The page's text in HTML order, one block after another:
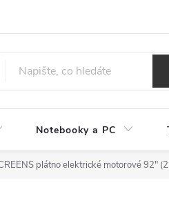
Notebooky a PC
plátno elektrické motorové